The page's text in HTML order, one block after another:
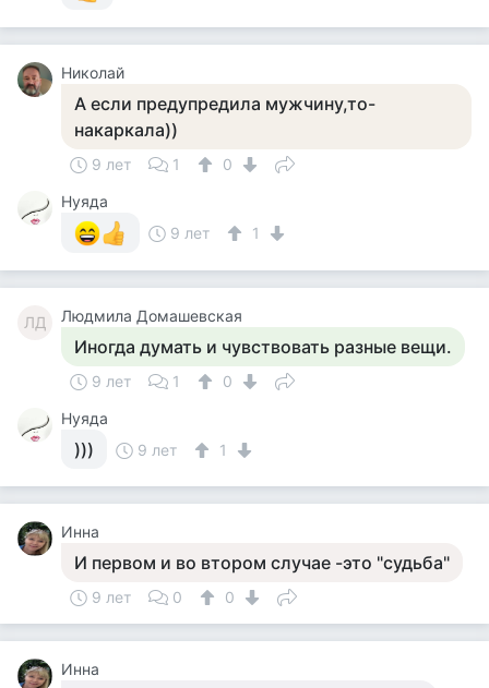
Николай
А если предупредила мужчину,то-
накаркала))
9 лет 1
0
Нуяда
9 лет
1
ЛД Людмила Домашевская
Иногда думать и чувствовать разные вещи.
9 лет 1
0
Нуяда
))) 9 лет 1
Инна
И первом и во втором случае -это "судьба"
9 лет 0 0
Инна